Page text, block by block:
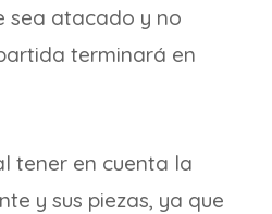
sea atacado y no
terminará en
tener en cuenta la
y sus piezas, ya que